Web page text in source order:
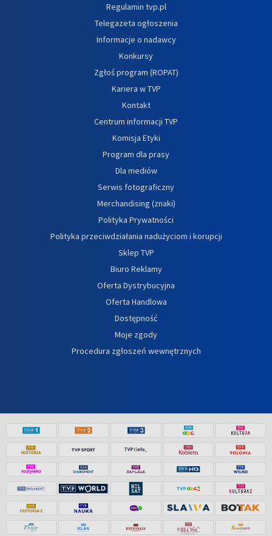
Regulamin tvp.pl
Telegazeta ogłoszenia
Informacje o nadawcy
Konkursy
Zgłoś program (ROPAT)
Kariera w TVP
Kontakt
Centrum informacji TVP
Komisja Etyki
Program dla prasy
Dla mediów
Serwis fotograficzny
Merchandising (znaki)
Polityka Prywatności
Polityka przeciwdziałania nadużyciom i korupcji
Sklep TVP
Biuro Reklamy
Oferta Dystrybucyjna
Oferta Handlowa
Dostępność
Moje zgody
Procedura zgłoszeń wewnętrznych